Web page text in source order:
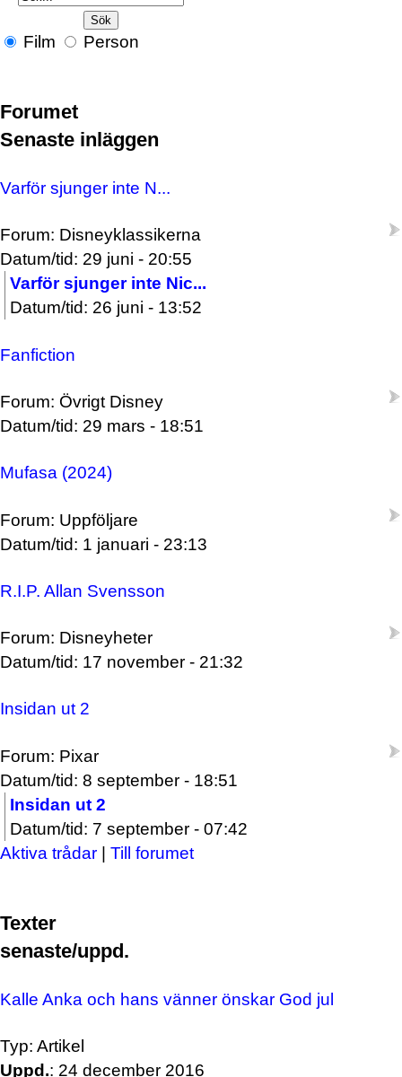
Film Person
Forumet
Senaste inläggen
Varför sjunger inte N...
Forum: Disneyklassikerna
Datum/tid: 29 juni - 20:55
Varför sjunger inte Nic...
Datum/tid: 26 juni - 13:52
Fanfiction
Forum: Övrigt Disney
Datum/tid: 29 mars - 18:51
Mufasa (2024)
Forum: Uppföljare
Datum/tid: 1 januari - 23:13
R.I.P. Allan Svensson
Forum: Disneyheter
Datum/tid: 17 november - 21:32
Insidan ut 2
Forum: Pixar
Datum/tid: 8 september - 18:51
Insidan ut 2
Datum/tid: 7 september - 07:42
Aktiva trådar | Till forumet
Texter
senaste/uppd.
Kalle Anka och hans vänner önskar God jul
Typ: Artikel
Uppd.: 24 december 2016